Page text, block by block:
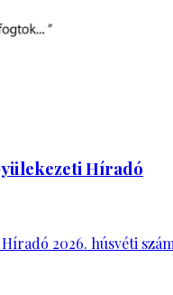
Híradó
2026. húsvéti